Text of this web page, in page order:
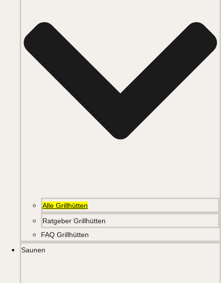
Alle Grillhütten
Ratgeber Grillhütten
FAQ Grillhütten
Saunen